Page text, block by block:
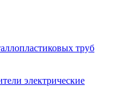
труб
электрические